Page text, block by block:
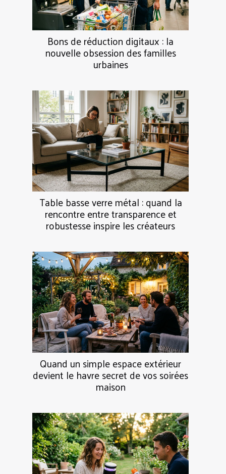
Bons de réduction digitaux : la
nouvelle obsession des familles
urbaines
Table basse verre métal : quand la
rencontre entre transparence et
robustesse inspire les créateurs
Quand un simple espace extérieur
devient le havre secret de vos soirées
maison